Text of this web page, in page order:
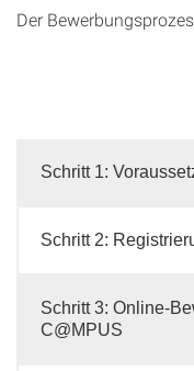
Der
Schritt 1:
Schritt 2:
Schritt 3: Online-
C@MPUS